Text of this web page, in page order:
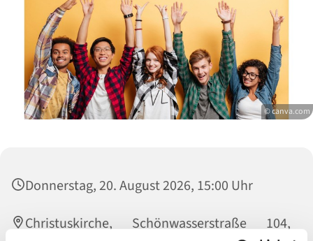
© canva.com
Donnerstag, 20. August 2026, 15:00 Uhr
Christuskirche, Schönwasserstraße 104,